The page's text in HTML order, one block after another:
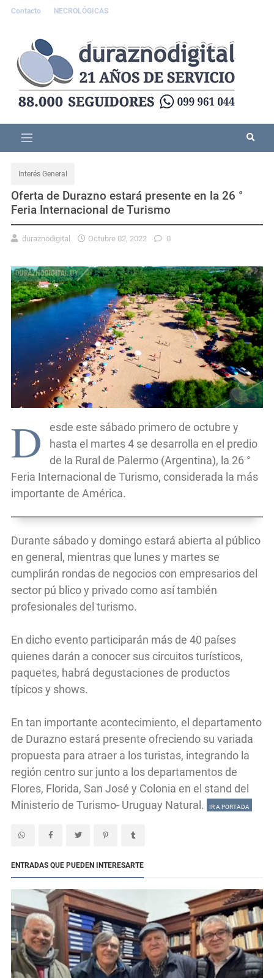
Contacto NECROLÓGICAS
Interés General
Oferta de Durazno estará presente en la 26 °
Feria Internacional de Turismo
duraznodigital Octubre 02, 2022 0
D
esde este sábado primero de octubre y
hasta el martes 4 se desarrolla en el predio
de la Rural de Palermo (Argentina), la 26 °
Feria Internacional de Turismo, considerada la más
importante de América.
Durante sábado y domingo estará abierta al público
en general, mientras que lunes y martes se
cumplirán rondas de negocios con empresarios del
sector pú blico y privado como así también
profesionales del turismo.
En dicho evento participarán más de 40 países
quienes darán a conocer sus circuitos turísticos,
paquetes, habrá degustaciones de productos
típicos y shows.
En tan importante acontecimiento, el departamento
de Durazno estará presente ofreciendo su variada
propuesta para atraer a los turistas, integrando la
región centro sur junto a los departamentos de
Flores, Florida, San José y Colonia en el stand del
Ministerio de Turismo- Uruguay Natural.
IR A PORTADA
ENTRADAS QUE PUEDEN INTERESARTE